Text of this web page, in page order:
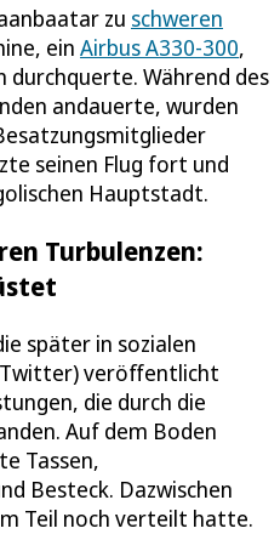
zu schweren
ein Airbus A330-300,
durchquerte. Während des
andauerte, wurden
seinen Flug fort und
Hauptstadt.
Turbulenzen:
später in sozialen
veröffentlicht
die durch die
Auf dem Boden
Tassen,
Besteck. Dazwischen
Teil noch verteilt hatte.